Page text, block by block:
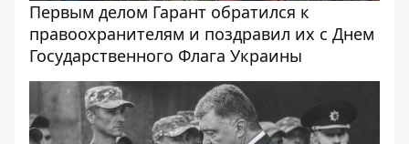
Первым делом Гарант обратился к
правоохранителям и поздравил их с Днем
Государственного Флага Украины